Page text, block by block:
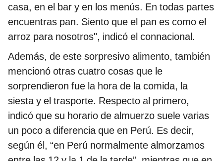
casa, en el bar y en los menús. En todas partes
encuentras pan. Siento que el pan es como el
arroz para nosotros", indicó el connacional.
Además, de este sorpresivo alimento, también
mencionó otras cuatro cosas que le
sorprendieron fue la hora de la comida, la
siesta y el trasporte. Respecto al primero,
indicó que su horario de almuerzo suele varias
un poco a diferencia que en Perú. Es decir,
según él, “en Perú normalmente almorzamos